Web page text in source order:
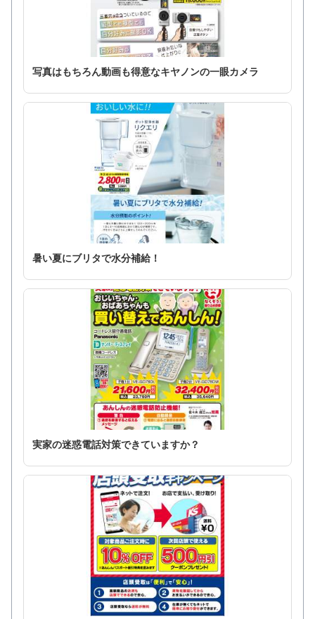
写真はもちろん動画も得意なキヤノンの一眼カメラ
暑い夏にブリタで水分補給！
実家の迷惑電話対策できていますか？